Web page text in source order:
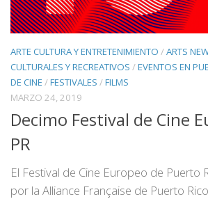
ARTE CULTURA Y ENTRETENIMIENTO /ARTS
CULTURALES Y RECREATIVOS /EVENTOS EN
DE CINE /FESTIVALES /FILMS
MARZO 24, 2019
Decimo Festival de Cine
PR
El Festival de Cine Europeo de Puerto
por la Alliance Française de Puerto